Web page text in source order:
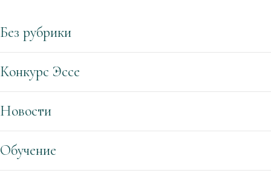
Без рубрики
Конкурс Эссе
Новости
Обучение